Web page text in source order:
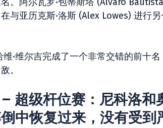
与亚历克斯·洛斯 (Alex Lowes) 进行
·维尔吉完成了一个非常交错的前十
。
超级杆位赛：尼科洛和
中恢复过来，没有受到